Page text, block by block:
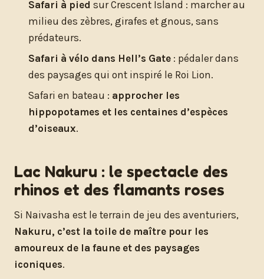
Safari à pied sur Crescent Island : marcher au
milieu des zèbres, girafes et gnous, sans
prédateurs.
Safari à vélo dans Hell’s Gate : pédaler dans
des paysages qui ont inspiré le Roi Lion.
Safari en bateau : approcher les
hippopotames et les centaines d’espèces
d’oiseaux.
Lac Nakuru : le spectacle des
rhinos et des flamants roses
Si Naivasha est le terrain de jeu des aventuriers,
Nakuru, c’est la toile de maître pour les
amoureux de la faune et des paysages
iconiques.